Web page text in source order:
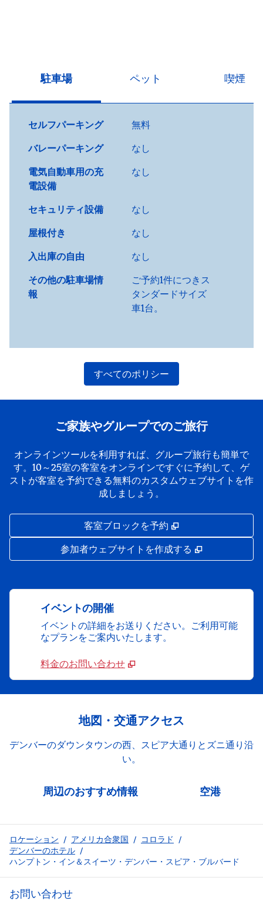
駐車場 ペット 喫煙
セルフパーキング
無料
バレーパーキング
なし
電気自動車用の充
電設備
なし
セキュリティ設備
なし
屋根付き
なし
入出庫の自由
なし
その他の駐車場情
報
ご予約1件につきス
タンダードサイズ
車1台。
すべてのポリシー
ご家族やグループでのご旅行
オンラインツールを利用すれば、グループ旅行も簡単で
す。10～25室の客室をオンラインですぐに予約して、ゲ
ストが客室を予約できる無料のカスタムウェブサイトを作
成しましょう。
客室ブロックを予約 ,
参加者ウェブサイトを作成する ,
イベントの開催
イベントの詳細をお送りください。ご利用可能
なプランをご案内いたします。
料金のお問い合わせ
地図・交通アクセス
デンバーのダウンタウンの西、スピア大通りとズニ通り沿
い。
周辺のおすすめ情報 空港
ロケーション / アメリカ合衆国 / コロラド
/
デンバーのホテル /
ハンプトン・イン＆スイーツ・デンバー・スピア・ブルバード
お問い合わせ